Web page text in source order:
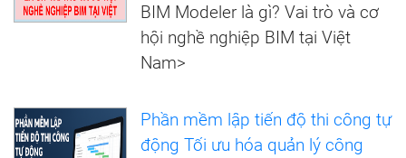
BIM Modeler là gì? Vai trò và cơ
hội nghề nghiệp BIM tại Việt
Nam>
Phần mềm lập tiến độ thi công tự
động Tối ưu hóa quản lý công